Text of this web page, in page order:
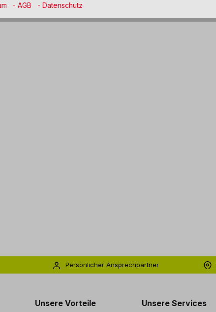
Persönlicher Ansprechpartner
Unsere Vorteile Unsere Services
- AGB - Datenschutz